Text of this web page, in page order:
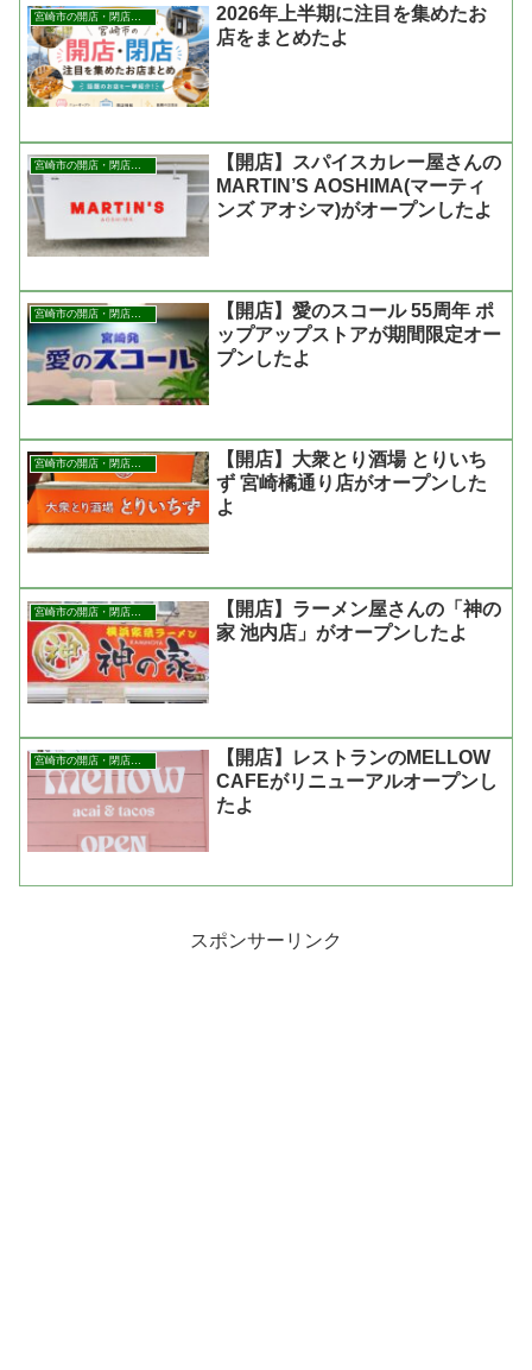
2026年上半期に注目を集めたお
店をまとめたよ
宮崎市の開店・閉店まとめ
【開店】スパイスカレー屋さんの
MARTIN’S AOSHIMA(マーティ
ンズ アオシマ)がオープンしたよ
宮崎市の開店・閉店まとめ
【開店】愛のスコール 55周年 ポ
ップアップストアが期間限定オー
プンしたよ
【開店】大衆とり酒場 とりいち
ず 宮崎橘通り店がオープンした
よ
【開店】ラーメン屋さんの「神の
家 池内店」がオープンしたよ
宮崎市の開店・閉店まとめ
【開店】レストランのMELLOW
CAFEがリニューアルオープンし
たよ
スポンサーリンク